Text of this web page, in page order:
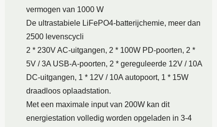
vermogen van 1000 W
De ultrastabiele LiFePO4-batterijchemie, meer dan
2500 levenscycli
2 * 230V AC-uitgangen, 2 * 100W PD-poorten, 2 *
5V / 3A USB-A-poorten, 2 * gereguleerde 12V / 10A
DC-uitgangen, 1 * 12V / 10A autopoort, 1 * 15W
draadloos oplaadstation.
Met een maximale input van 200W kan dit
energiestation volledig worden opgeladen in 3-4